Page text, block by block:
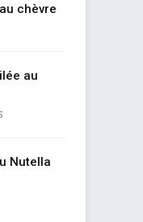
chèvre
au
Nutella